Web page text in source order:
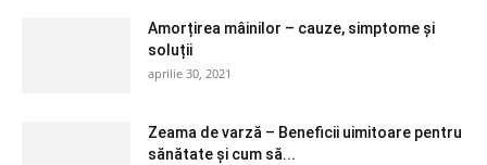
Amorțirea mâinilor – cauze, simptome și
soluții
aprilie 30, 2021
Zeama de varză – Beneficii uimitoare pentru
sănătate și cum să...